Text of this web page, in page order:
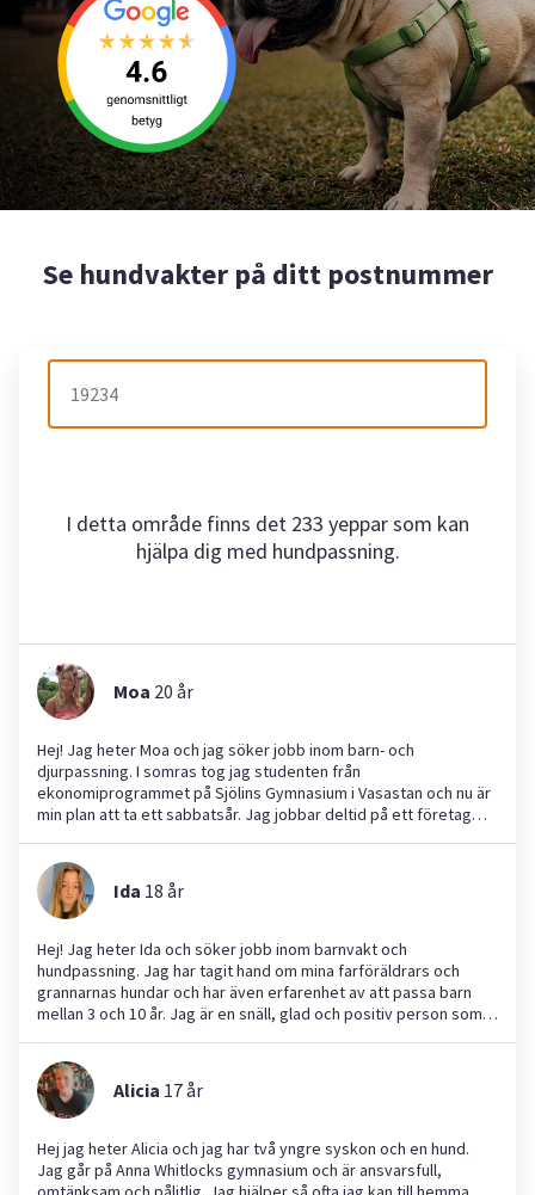
Se hundvakter på ditt postnummer
I detta område finns det 233 yeppar som kan
hjälpa dig med hundpassning.
Moa 20 år
Hej! Jag heter Moa och jag söker jobb inom barn- och
djurpassning. I somras tog jag studenten från
ekonomiprogrammet på Sjölins Gymnasium i Vasastan och nu är
min plan att ta ett sabbatsår. Jag jobbar deltid på ett företag
har en del tid över. Jag har 5 års erfarenhet av barnvaktning och
har passat barn i åldrarna 2-8 år. Om detta låter intressant så är
det bara att kontakta mig! Hoppas vi hörs☺️
Ida 18 år
Hej! Jag heter Ida och söker jobb inom barnvakt och
hundpassning. Jag har tagit hand om mina farföräldrars och
grannarnas hundar och har även erfarenhet av att passa barn
mellan 3 och 10 år. Jag är en snäll, glad och positiv person som
inomhus, pyssla, leka eller läsa sagor tillsammans. Att arbeta
med både barn och djur känns naturligt för mig eftersom jag
gillar att ta ansvar och vara kreativ. Jag ser verkligen fram emot
att hjälpa till och skapa trygga och roliga stunder för era barn
och djur!
Alicia 17år
Hej jag heter Alicia och jag har två yngre syskon och en hund.
Jag går på Anna Whitlocks gymnasium och är ansvarsfull,